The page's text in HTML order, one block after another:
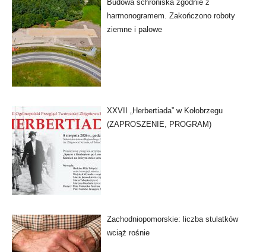
Budowa schroniska zgodnie z
harmonogramem. Zakończono roboty
ziemne i palowe
XXVII „Herbertiada” w Kołobrzegu
(ZAPROSZENIE, PROGRAM)
Zachodniopomorskie: liczba stulatków
wciąż rośnie